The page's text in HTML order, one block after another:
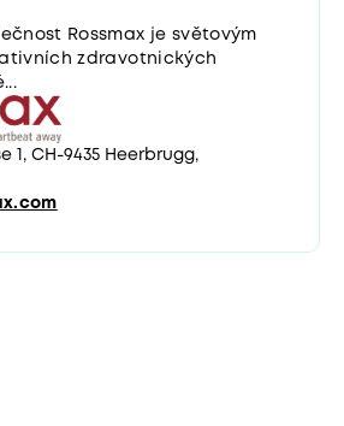
Rossmax je světovým
zdravotnických
1, CH-9435 Heerbrugg,